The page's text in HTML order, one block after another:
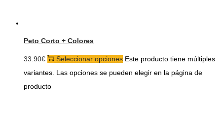
Peto Corto + Colores
33.90€ Seleccionar opciones Este producto tiene múltiples
variantes. Las opciones se pueden elegir en la página de
producto